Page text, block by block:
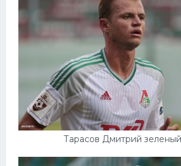
Тарасов Дмитрий